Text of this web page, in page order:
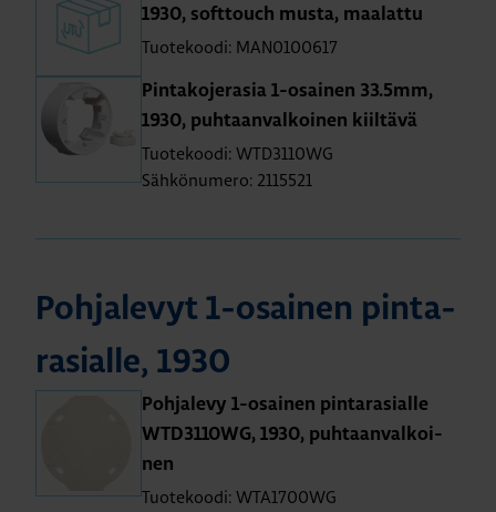
1930, soft­touch musta, maa­lat­tu
Tuotekoodi: MAN0100617
Pin­ta­ko­je­ra­sia 1-osai­nen 33.5mm,
1930, puh­taan­val­koi­nen kiil­tä­vä
Tuotekoodi: WTD3110WG
Sähkönumero: 2115521
Poh­ja­le­vyt 1-osai­nen pin­ta­
ra­sial­le, 1930
Poh­ja­le­vy 1-osai­nen pin­ta­ra­sial­le
WTD3110WG, 1930, puh­taan­val­koi­
nen
Tuotekoodi: WTA1700WG